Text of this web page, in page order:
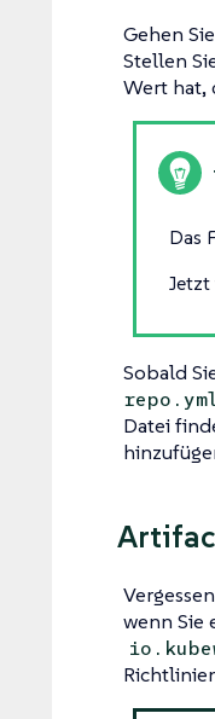
Gehen
Stellen
Wert hat,
Das
Jetzt
Sobald
Datei
wenn Sie